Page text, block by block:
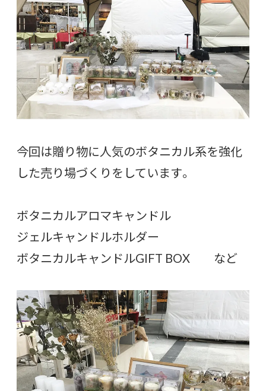
今回は贈り物に人気のボタニカル系を強化
した売り場づくりをしています。
ボタニカルアロマキャンドル
ジェルキャンドルホルダー
ボタニカルキャンドルGIFT BOX など